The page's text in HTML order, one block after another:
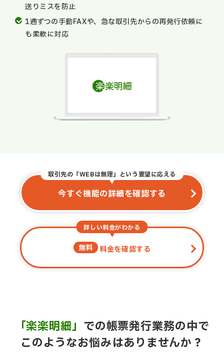
送りミスを防止
1通ずつの手動FAXや、急な取引先からの再発行依頼に
も柔軟に対応
取引先の「WEBは無理」という要望に応える
今すぐ機能の詳細を確認する
詳しい料金がわかる
無料 料金を確認する
「楽楽明細」 での帳票発行業務の中で
このようなお悩みはありませんか？